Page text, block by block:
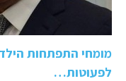
מומחי התפתחות
לפעוטות…